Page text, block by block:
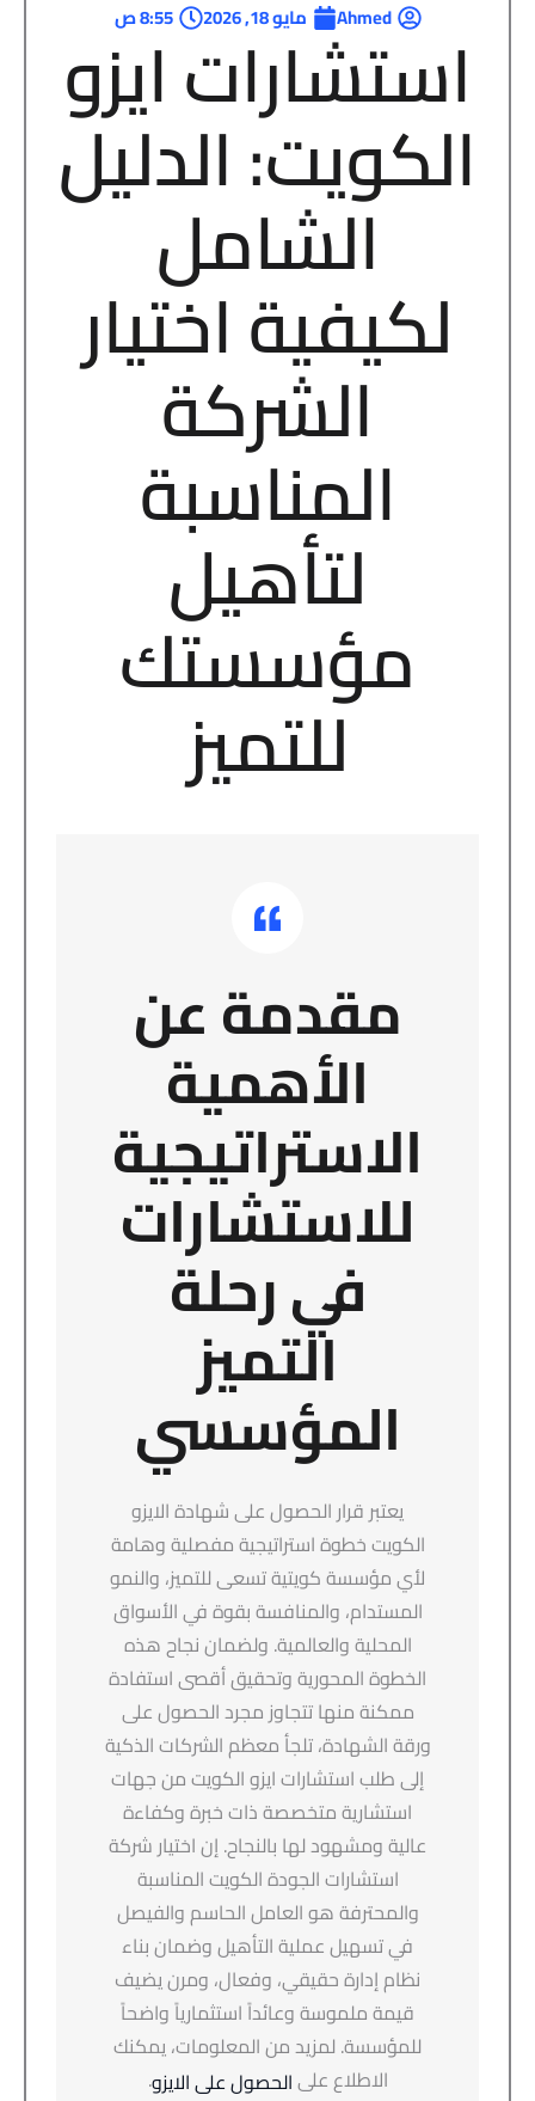
Ahmed مايو 18, 2026 8:55 ص
استشارات ايزو
الكويت: الدليل
الشامل
لكيفية اختيار
الشركة
المناسبة
لتأهيل
مؤسستك
للتميز
مقدمة عن
الأهمية
الاستراتيجية
للاستشارات
في رحلة
التميز
المؤسسي
يعتبر قرار الحصول على شهادة الايزو
الكويت خطوة استراتيجية مفصلية وهامة
لأي مؤسسة كويتية تسعى للتميز، والنمو
المستدام، والمنافسة بقوة في الأسواق
المحلية والعالمية. ولضمان نجاح هذه
الخطوة المحورية وتحقيق أقصى استفادة
ممكنة منها تتجاوز مجرد الحصول على
ورقة الشهادة، تلجأ معظم الشركات الذكية
إلى طلب استشارات ايزو الكويت من جهات
استشارية متخصصة ذات خبرة وكفاءة
عالية ومشهود لها بالنجاح. إن اختيار شركة
استشارات الجودة الكويت المناسبة
والمحترفة هو العامل الحاسم والفيصل
في تسهيل عملية التأهيل وضمان بناء
نظام إدارة حقيقي، وفعال، ومرن يضيف
قيمة ملموسة وعائداً استثمارياً واضحاً
للمؤسسة. لمزيد من المعلومات، يمكنك
الاطلاع علىالحصول على الايزو.